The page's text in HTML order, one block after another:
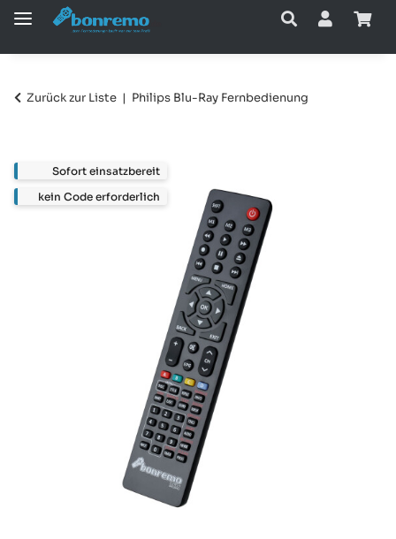
Zurück zur Liste Philips Blu-Ray Fernbedienung